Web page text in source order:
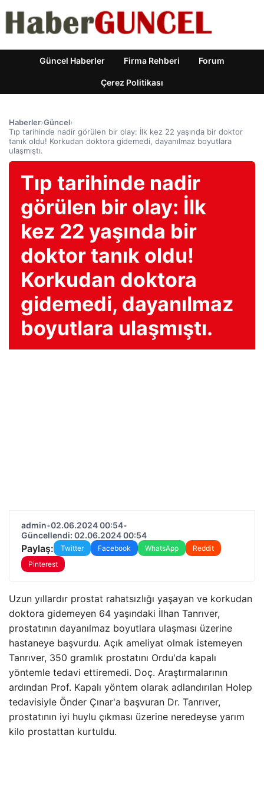
Güncel Haberler Firma Rehberi Forum
Çerez Politikası
Haberler›Güncel›
Tıp tarihinde nadir görülen bir olay: İlk kez 22 yaşında bir doktor
tanık oldu! Korkudan doktora gidemedi, dayanılmaz boyutlara
ulaşmıştı.
Tıp tarihinde nadir
görülen bir olay: İlk
kez 22 yaşında bir
doktor tanık oldu!
Korkudan doktora
gidemedi, dayanılmaz
boyutlara ulaşmıştı.
admin•02.06.2024 00:54•
Güncellendi: 02.06.2024 00:54
Paylaş: Twitter Facebook WhatsApp
Reddit
Pinterest
Uzun yıllardır prostat rahatsızlığı yaşayan ve korkudan
doktora gidemeyen 64 yaşındaki İlhan Tanrıver,
prostatının dayanılmaz boyutlara ulaşması üzerine
hastaneye başvurdu. Açık ameliyat olmak istemeyen
Tanrıver, 350 gramlık prostatını Ordu'da kapalı
yöntemle tedavi ettiremedi. Doç. Araştırmalarının
ardından Prof. Kapalı yöntem olarak adlandırılan Holep
tedavisiyle Önder Çınar'a başvuran Dr. Tanrıver,
prostatının iyi huylu çıkması üzerine neredeyse yarım
kilo prostattan kurtuldu.